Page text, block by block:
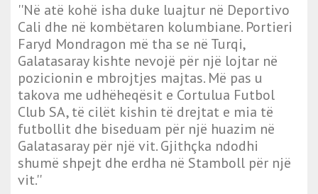
''Në atë kohë isha duke luajtur në Deportivo
Cali dhe në kombëtaren kolumbiane. Portieri
Faryd Mondragon më tha se në Turqi,
Galatasaray kishte nevojë për një lojtar në
pozicionin e mbrojtjes majtas. Më pas u
takova me udhëheqësit e Cortulua Futbol
Club SA, të cilët kishin të drejtat e mia të
futbollit dhe biseduam për një huazim në
Galatasaray për një vit. Gjithçka ndodhi
shumë shpejt dhe erdha në Stamboll për një
vit.''